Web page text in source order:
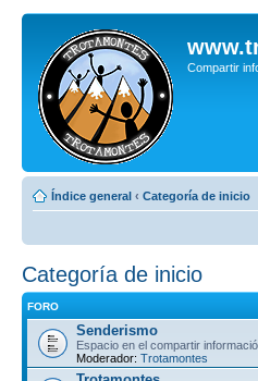
Compartir
Índice general ‹ Categoría de inicio
Categoría de inicio
FORO
Senderismo
Espacio en el compartir
Moderador: Trotamontes